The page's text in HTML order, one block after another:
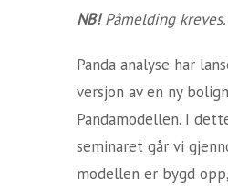
NB!Påmelding
Panda analyse har
versjon av en ny
Pandamodellen. I
seminaret går vi
modellen er bygd